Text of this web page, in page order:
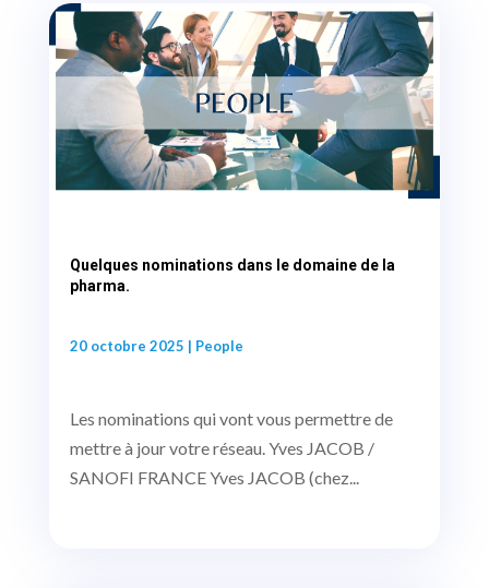
Quelques nominations dans le domaine de la
pharma.
20 octobre 2025 | People
Les nominations qui vont vous permettre de
mettre à jour votre réseau. Yves JACOB /
SANOFI FRANCE Yves JACOB (chez...